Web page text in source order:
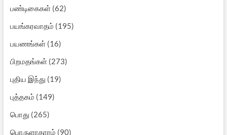
பண்டிகைகள்(62)
பயங்கரவாதம் (195)
பயணங்கள்(16)
பிறமதங்கள்(273)
புதிய இந்து (19)
புத்தகம் (149)
பொது (265)
பொருளாதாரம் (90)